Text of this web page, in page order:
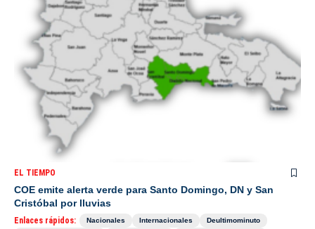
EL TIEMPO
COE emite alerta verde para Santo Domingo, DN y San
Cristóbal por lluvias
Enlaces rápidos: Nacionales Internacionales
Deultimominuto